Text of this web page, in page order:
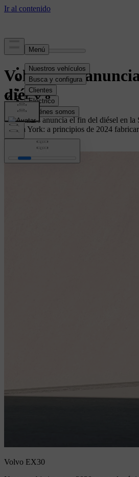
Volvo Cars
diésel
Volvo Cars anuncia el fin del diésel en la
Nueva York: a principios de 2024
diésel.
Volvo EX30